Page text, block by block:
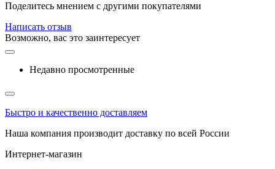
Поделитесь мнением с другими покупателями
Написать отзыв
Возможно, вас это заинтересует
Недавно просмотренные
Быстро и качественно доставляем
Наша компания производит доставку по всей России
Интернет-магазин